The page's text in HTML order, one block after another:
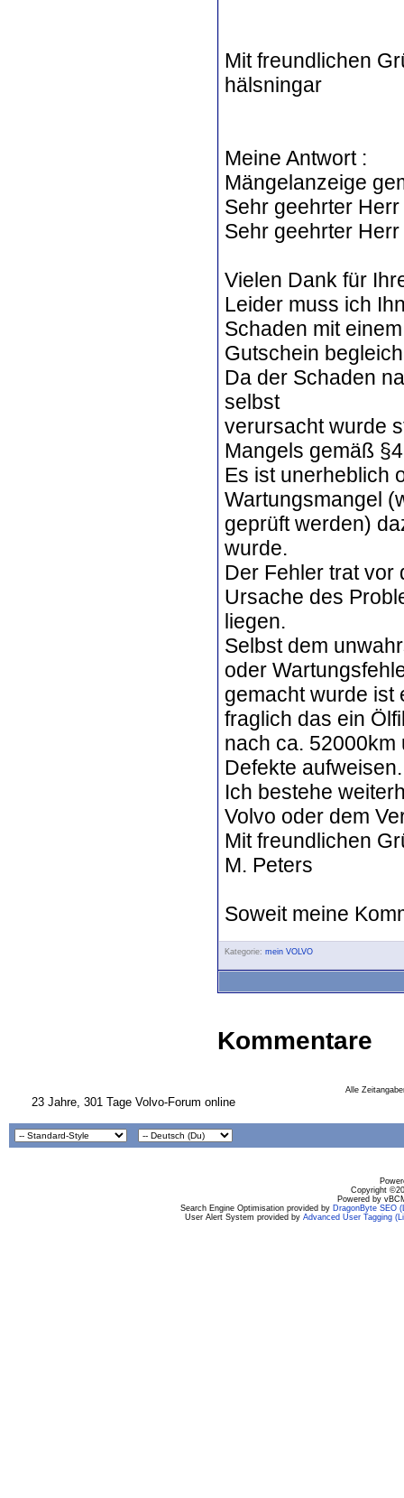
Mit freundlichen
hälsningar
Meine Antwort :
Mängelanzeige
Sehr geehrter Herr
Sehr geehrter Herr
Vielen Dank für
Leider muss ich
Schaden mit einem
Gutschein
Da der Schaden
selbst
verursacht wurde
Mangels gemäß
Es ist unerheblich
Wartungsmangel
geprüft werden)
wurde.
Der Fehler trat vor
Ursache des
liegen.
Selbst dem
oder
gemacht wurde ist
fraglich das ein
nach ca.
Defekte aufweisen.
Ich bestehe
Volvo oder dem
Mit freundlichen
M. Peters
Soweit meine
Kategorie: mein VOLVO
Kommentare
Alle
23 Jahre, 301 Tage Volvo-Forum online
Copyright
Powered by
Search Engine Optimisation provided by DragonByte SEO
User Alert System provided by Advanced User Tagging